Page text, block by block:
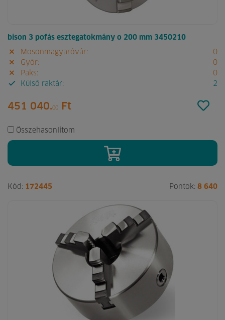
bison 3 pofás esztegatokmány o 200 mm 3450210
Mosonmagyaróvár:
0
Győr:
0
Paks:
0
Külső raktár:
2
451 040.00 Ft
Összehasonlítom
Kód: 172445 Pontok: 8 640